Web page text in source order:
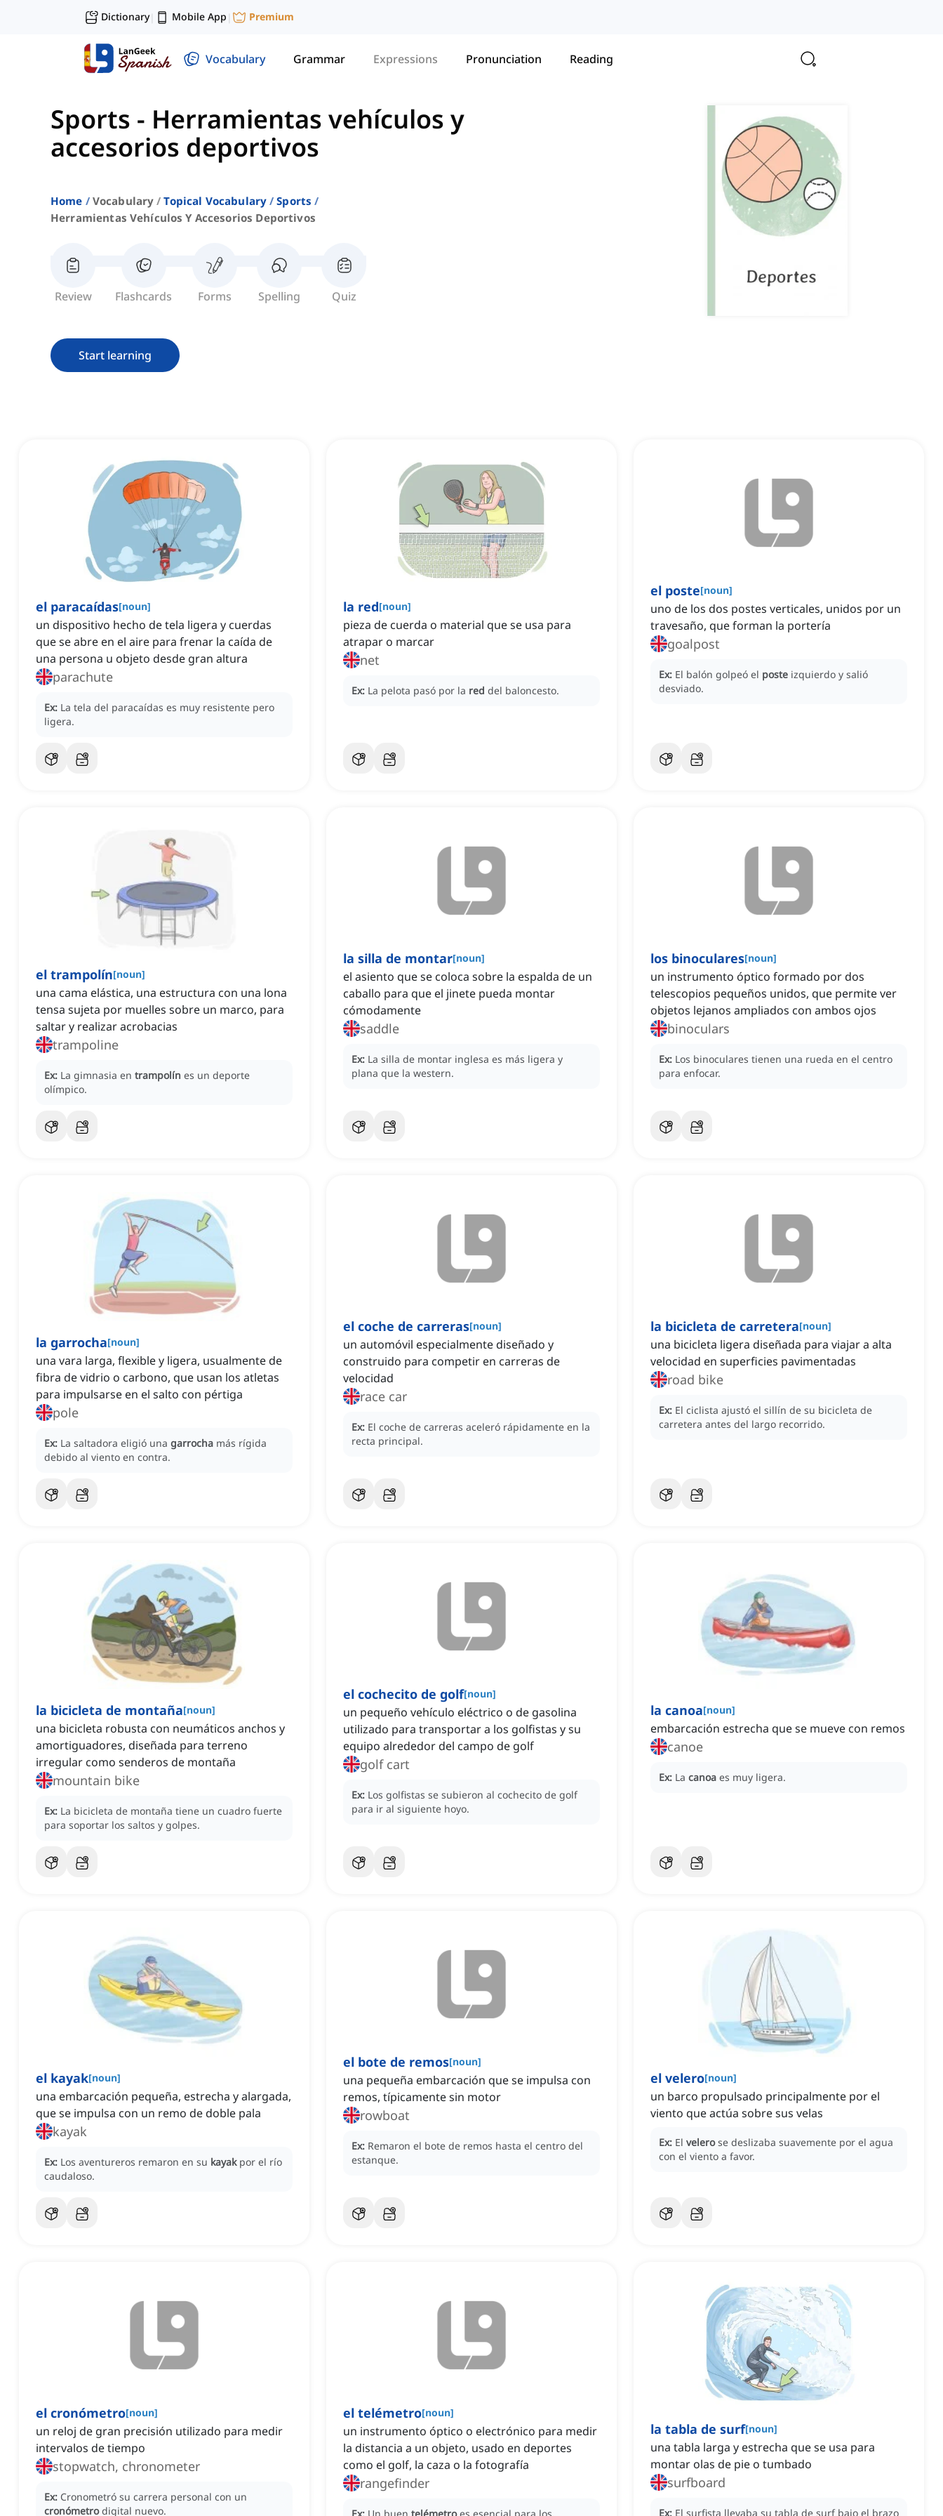
Dictionary| Mobile App | Premium
Vocabulary Grammar Expressions Pronunciation Reading
Sports - Herramientas vehículos y
accesorios deportivos
Home Vocabulary Topical Vocabulary
Sports
Herramientas Vehículos Y Accesorios Deportivos
Review Flashcards Forms Spelling Quiz
Start learning
el paracaídas[noun]
un dispositivo hecho de tela ligera y cuerdas
que se abre en el aire para frenar la caída de
una persona u objeto desde gran altura
parachute
Ex: La tela del paracaídas es muy resistente pero
ligera.
la red[noun]
pieza de cuerda o material que se usa para
atrapar o marcar
net
Ex: La pelota pasó por la red del baloncesto.
el poste[noun]
uno de los dos postes verticales, unidos por un
travesaño, que forman la portería
goalpost
Ex: El balón golpeó el poste izquierdo y salió
desviado.
el trampolín[noun]
una cama elástica, una estructura con una lona
tensa sujeta por muelles sobre un marco, para
saltar y realizar acrobacias
trampoline
Ex: La gimnasia en trampolín es un deporte
olímpico.
la silla de montar[noun]
el asiento que se coloca sobre la espalda de un
caballo para que el jinete pueda montar
cómodamente
saddle
Ex: La silla de montar inglesa es más ligera y
plana que la western.
los binoculares[noun]
un instrumento óptico formado por dos
telescopios pequeños unidos, que permite ver
objetos lejanos ampliados con ambos ojos
binoculars
Ex: Los binoculares tienen una rueda en el centro
para enfocar.
la garrocha[noun]
una vara larga, flexible y ligera, usualmente de
fibra de vidrio o carbono, que usan los atletas
para impulsarse en el salto con pértiga
pole
Ex: La saltadora eligió una garrocha más rígida
debido al viento en contra.
el coche de carreras[noun]
un automóvil especialmente diseñado y
construido para competir en carreras de
velocidad
race car
Ex: El coche de carreras aceleró rápidamente en la
recta principal.
la bicicleta de carretera[noun]
una bicicleta ligera diseñada para viajar a alta
velocidad en superficies pavimentadas
road bike
Ex: El ciclista ajustó el sillín de su bicicleta de
carretera antes del largo recorrido.
la bicicleta de montaña[noun]
una bicicleta robusta con neumáticos anchos y
amortiguadores, diseñada para terreno
irregular como senderos de montaña
mountain bike
Ex: La bicicleta de montaña tiene un cuadro fuerte
para soportar los saltos y golpes.
el cochecito de golf[noun]
un pequeño vehículo eléctrico o de gasolina
utilizado para transportar a los golfistas y su
equipo alrededor del campo de golf
golf cart
Ex: Los golfistas se subieron al cochecito de golf
para ir al siguiente hoyo.
la canoa[noun]
embarcación estrecha que se mueve con remos
canoe
Ex: La canoa es muy ligera.
el kayak[noun]
una embarcación pequeña, estrecha y alargada,
que se impulsa con un remo de doble pala
kayak
Ex: Los aventureros remaron en su kayak por el río
caudaloso.
el bote de remos[noun]
una pequeña embarcación que se impulsa con
remos, típicamente sin motor
rowboat
Ex: Remaron el bote de remos hasta el centro del
estanque.
el velero[noun]
un barco propulsado principalmente por el
viento que actúa sobre sus velas
Ex: El velero se deslizaba suavemente por el agua
con el viento a favor.
el cronómetro[noun]
un reloj de gran precisión utilizado para medir
intervalos de tiempo
stopwatch, chronometer
Ex: Cronometró su carrera personal con un
cronómetro digital nuevo.
el telémetro[noun]
un instrumento óptico o electrónico para medir
la distancia a un objeto, usado en deportes
como el golf, la caza o la fotografía
rangefinder
la tabla de surf[noun]
una tabla larga y estrecha que se usa para
montar olas de pie o tumbado
surfboard
Ex: El surfista llevaba su tabla de surf bajo el brazo